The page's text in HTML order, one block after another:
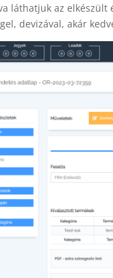
láthatjuk az
devizával, akár